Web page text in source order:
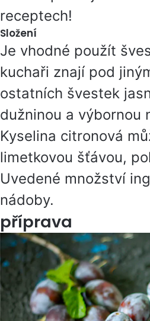
receptech!
Složení
Je vhodné použít
kuchaři znají pod
ostatních švestek
dužninou a výbornou
Kyselina citronová
limetkovou šťávou,
Uvedené množství
nádoby.
příprava